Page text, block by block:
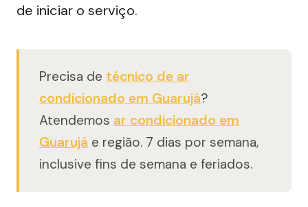
de iniciar o serviço.
Precisa de técnico de ar
condicionado em Guarujá?
Atendemos ar condicionado em
Guarujá e região. 7 dias por semana,
inclusive fins de semana e feriados.